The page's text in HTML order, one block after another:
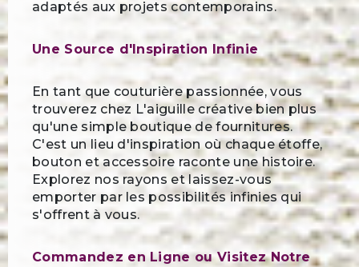
adaptés aux projets contemporains.
Une Source d'Inspiration Infinie
En tant que couturière passionnée, vous
trouverez chez L'aiguille créative bien plus
qu'une simple boutique de fournitures.
C'est un lieu d'inspiration où chaque étoffe,
bouton et accessoire raconte une histoire.
Explorez nos rayons et laissez-vous
emporter par les possibilités infinies qui
s'offrent à vous.
Commandez en Ligne ou Visitez Notre